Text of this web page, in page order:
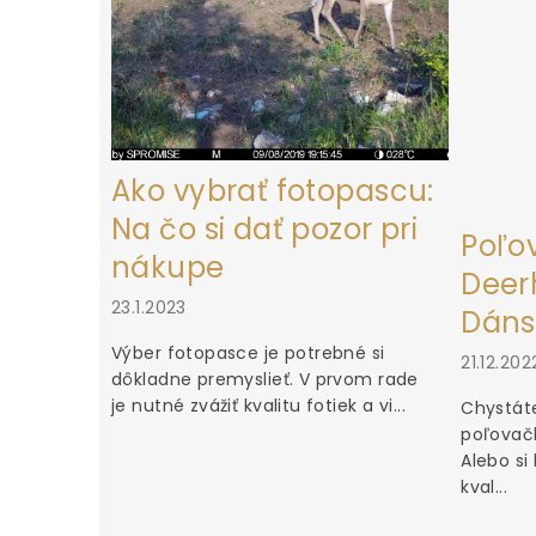
Ako vybrať fotopascu:
Na čo si dať pozor pri
nákupe
23.1.2023
Výber fotopasce je potrebné si
dôkladne premyslieť. V prvom rade
je nutné zvážiť kvalitu fotiek a vi...
Alebo
kval...